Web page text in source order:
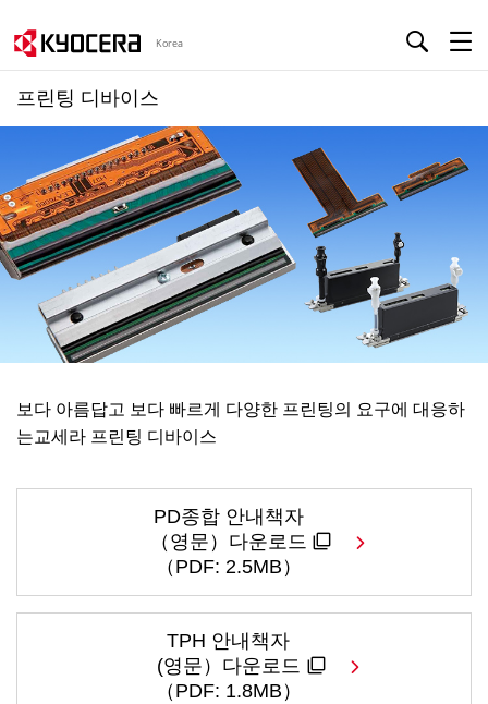
Korea
프린팅 디바이스
보다 아름답고 보다 빠르게 다양한 프린팅의 요구에 대응하
는교세라 프린팅 디바이스
PD종합 안내책자
（영문）다운로드
（PDF: 2.5MB）
TPH 안내책자
(영문）다운로드
（PDF: 1.8MB）